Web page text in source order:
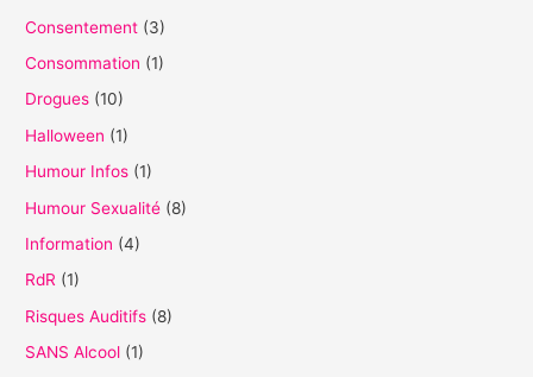
:
Consentement (3)
Consommation (1)
Drogues (10)
Halloween (1)
Humour Infos (1)
Humour Sexualité (8)
Information (4)
RdR (1)
Risques Auditifs (8)
SANS Alcool (1)